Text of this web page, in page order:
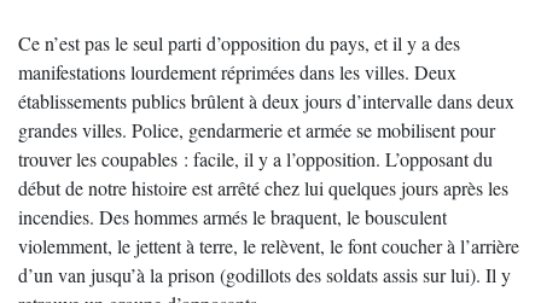
Ce n’est pas le seul parti d’opposition du pays, et il y a des
manifestations lourdement réprimées dans les villes. Deux
établissements publics brûlent à deux jours d’intervalle dans deux
grandes villes. Police, gendarmerie et armée se mobilisent pour
trouver les coupables : facile, il y a l’opposition. L’opposant du
début de notre histoire est arrêté chez lui quelques jours après les
incendies. Des hommes armés le braquent, le bousculent
violemment, le jettent à terre, le relèvent, le font coucher à l’arrière
d’un van jusqu’à la prison (godillots des soldats assis sur lui). Il y